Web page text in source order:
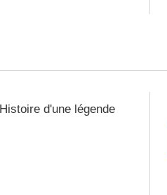
d'une légende